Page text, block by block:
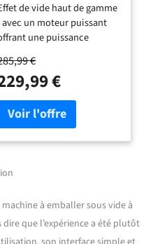
d'emballage
vide taille
260 mm
la cuisine
et pour
usage commercial
aliments
humides, viandes,
de vide haut de gamme
avec un moteur puissant
une puissance
relatif maximum de
KPa, notre scelleuse
vide à chambre
garantit un fort effet de vide.
d'une chambre de 13 x
x 2 po/330 x 270 x 50
de 10,2 po/260 mm
de 260 W, il garde
De plus, il
€
€
à emballer sous vide à
dire que l’expérience a été plutôt